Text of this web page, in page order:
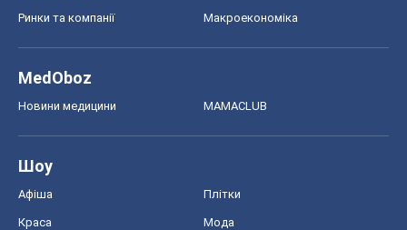
Ринки та компанії Макроекономіка
MedOboz
Новини медицини MAMACLUB
Шоу
Афіша Плітки
Краса Мода